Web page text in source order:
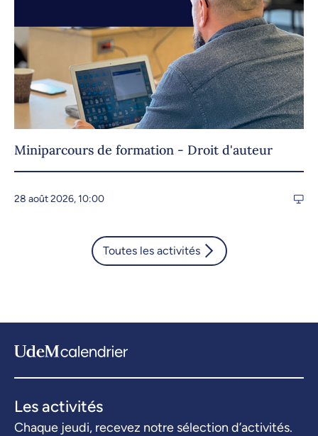
Miniparcours de formation - Droit d'auteur
28 août 2026, 10:00
Toutes les activités
Les activités
Chaque jeudi, recevez notre sélection d’activités.